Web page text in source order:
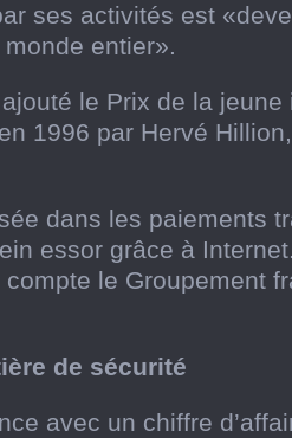
ses activités est
entier».
ajouté le Prix de la
1996 par Hervé
dans les paiements
essor grâce à
le Groupement
de sécurité
avec un chiffre